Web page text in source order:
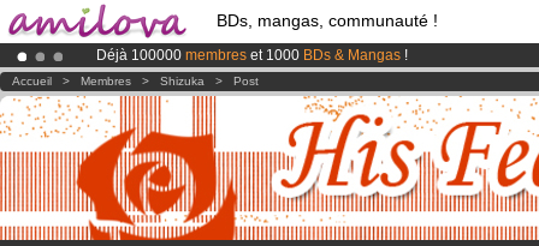
BDs, mangas, communauté !
Déjà 100000 membres et 1000 BDs & Mangas !
Abonnement premium: à partir de3.95 eurospar mois !Clique ici
LeKickstarter Amilova est désormais lancé!.
Accueil > Membres > Shizuka > Post